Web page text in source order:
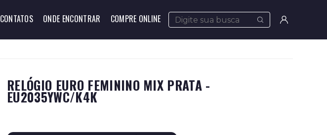
CONTATOS ONDE ENCONTRAR COMPRE ONLINE
RELÓGIO EURO FEMININO MIX PRATA -
EU2035YWC/K4K